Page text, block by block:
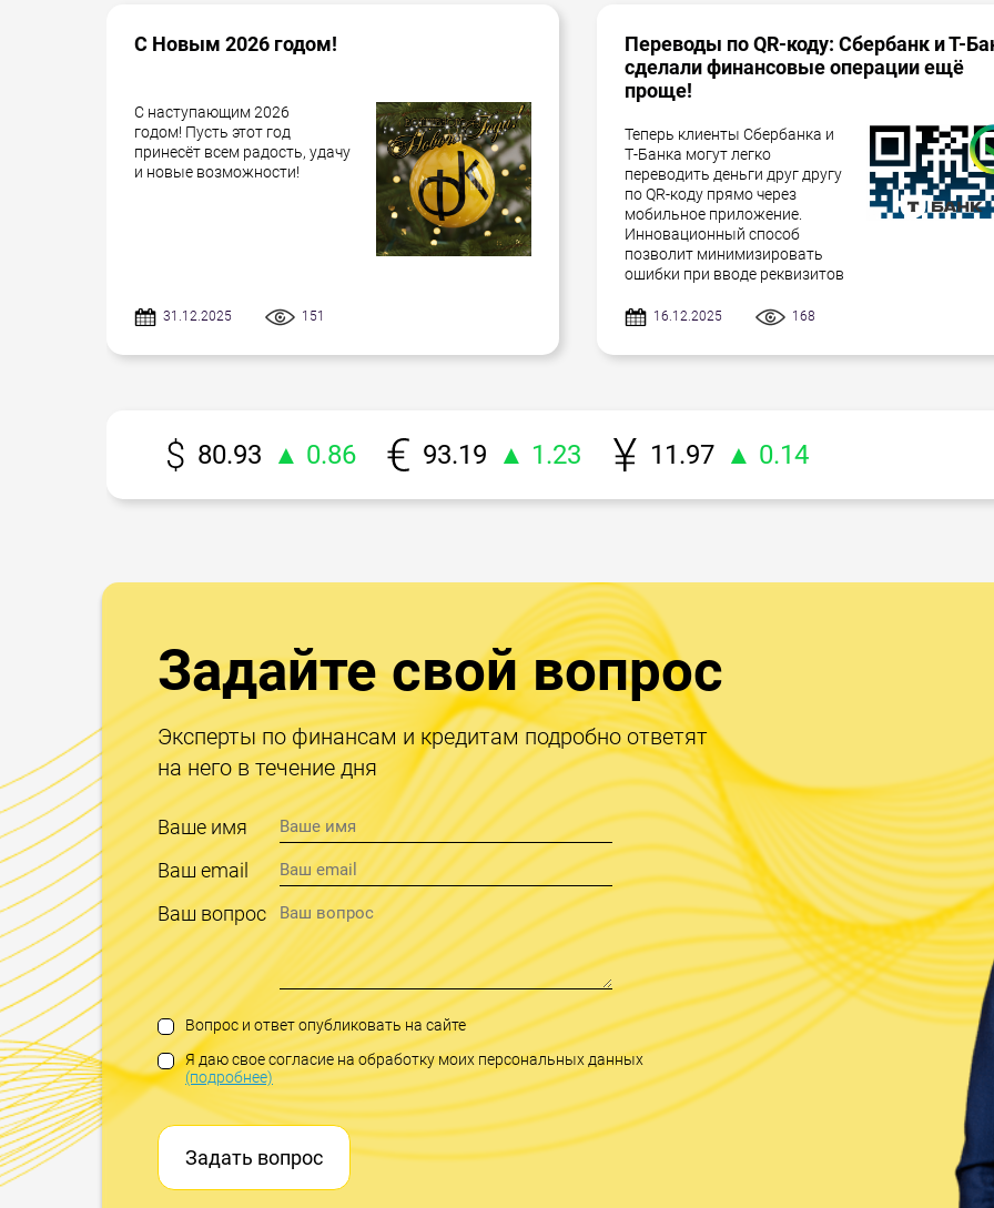
С Новым 2026 годом!
С наступающим 2026
годом! Пусть этот год
принесёт всем радость, удачу
и новые возможности!
31.12.2025 151
Переводы по QR-коду: Сбербанк и Т-
сделали финансовые операции ещё
проще!
Теперь клиенты Сбербанка и
Т-Банка могут легко
переводить деньги друг другу
по QR-коду прямо через
мобильное приложение.
Инновационный способ
позволит минимизировать
ошибки при вводе реквизитов
16.12.2025 168
80.93 ▲ 0.86 93.19 ▲ 1.23 11.97 ▲ 0.14
Задайте свой вопрос
Эксперты по финансам и кредитам подробно ответят
на него в течение дня
Ваше имя
Ваш email
Ваш вопрос
Вопрос и ответ опубликовать на сайте
Я даю свое согласие на обработку моих персональных данных
(подробнее)
Задать вопрос